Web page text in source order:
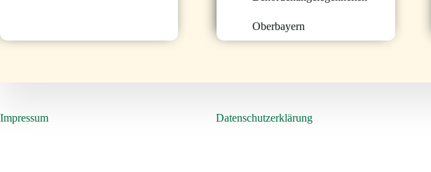
Oberbayern
Impressum Datenschutzerklärung